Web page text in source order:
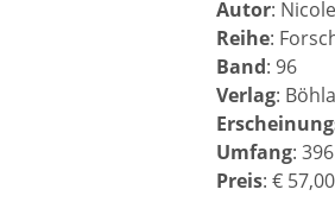
Autor:
Reihe:
Band: 96
Verlag:
Umfang:
Preis: € 57,00